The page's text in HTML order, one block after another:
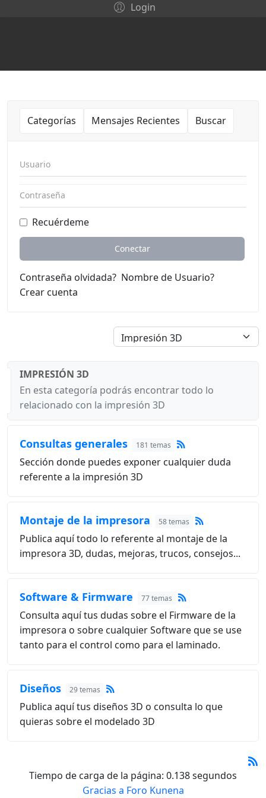
Login
Categorías Mensajes Recientes Buscar
Usuario
Contraseña
Recuérdeme
Conectar
Contraseña olvidada? Nombre de Usuario?
Crear cuenta
IMPRESIÓN 3D
En esta categoría podrás encontrar todo lo
relacionado con la impresión 3D
Consultas generales 181 temas
Sección donde puedes exponer cualquier duda
referente a la impresión 3D
Montaje de la impresora 58 temas
Publica aquí todo lo referente al montaje de la
impresora 3D, dudas, mejoras, trucos, consejos...
Software & Firmware 77 temas
Consulta aquí tus dudas sobre el Firmware de la
impresora o sobre cualquier Software que se use
tanto para el control como para el laminado.
Diseños 29 temas
Publica aquí tus diseños 3D o consulta lo que
quieras sobre el modelado 3D
Tiempo de carga de la página: 0.138 segundos
Gracias a Foro Kunena